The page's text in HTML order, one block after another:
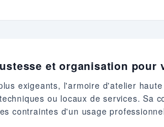
et organisation pour
exigeants, l'armoire d'atelier
ou locaux de services. Sa
contraintes d'un usage